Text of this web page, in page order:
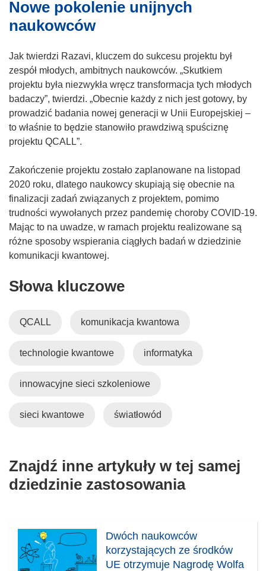
Nowe pokolenie unijnych
naukowców
Jak twierdzi Razavi, kluczem do sukcesu projektu był
zespół młodych, ambitnych naukowców. „Skutkiem
projektu była niezwykła wręcz transformacja tych młodych
badaczy”, twierdzi. „Obecnie każdy z nich jest gotowy, by
prowadzić badania nowej generacji w Unii Europejskiej –
to właśnie to będzie stanowiło prawdziwą spuściznę
projektu QCALL”.
Zakończenie projektu zostało zaplanowane na listopad
2020 roku, dlatego naukowcy skupiają się obecnie na
finalizacji zadań związanych z projektem, pomimo
trudności wywołanych przez pandemię choroby COVID-19.
Mając to na uwadze, w ramach projektu realizowane są
różne sposoby wspierania ciągłych badań w dziedzinie
komunikacji kwantowej.
Słowa kluczowe
QCALL komunikacja kwantowa
technologie kwantowe informatyka
innowacyjne sieci szkoleniowe
sieci kwantowe światłowód
Znajdź inne artykuły w tej samej
dziedzinie zastosowania
Dwóch naukowców
korzystających ze środków
UE otrzymuje Nagrodę Wolfa